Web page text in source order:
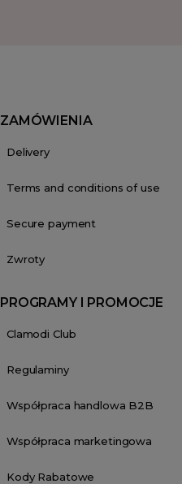
ZAMÓWIENIA
Delivery
Terms and conditions of use
Secure payment
Zwroty
PROGRAMY I PROMOCJE
Clamodi Club
Regulaminy
Współpraca handlowa B2B
Współpraca marketingowa
Kody Rabatowe